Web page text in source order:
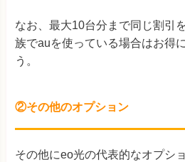
なお、最大10台分まで同じ割引
族でauを使っている場合はお得
う。
②その他のオプション
その他にeo光の代表的なオプシ